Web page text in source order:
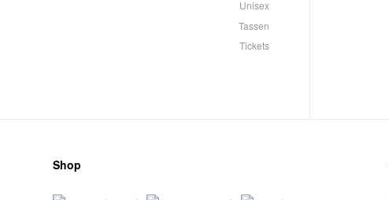
Unisex
Tassen
Tickets
Shop